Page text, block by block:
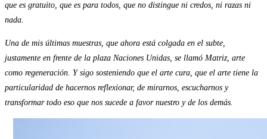
que es gratuito, que es para todos, que no distingue ni credos, ni razas ni
nada.
Una de mis últimas muestras, que ahora está colgada en el subte,
justamente en frente de la plaza Naciones Unidas, se llamó Matriz, arte
como regeneración. Y sigo sosteniendo que el arte cura, que el arte tiene la
particularidad de hacernos reflexionar, de mirarnos, escucharnos y
transformar todo eso que nos sucede a favor nuestro y de los demás.